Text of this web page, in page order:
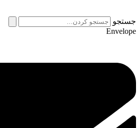
جستجو
Envelope